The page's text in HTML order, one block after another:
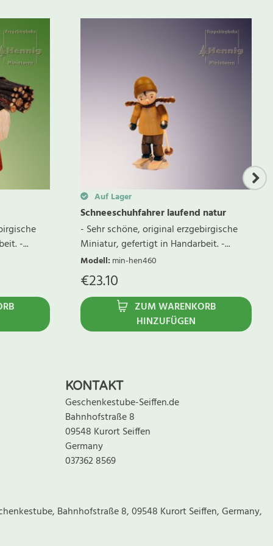
-...
Auf Lager
Schneeschuhfahrer laufend natur
- Sehr schöne, original erzgebirgische
Miniatur, gefertigt in Handarbeit. -...
Modell: min-hen460
€23.10
ZUM WARENKORB
HINZUFÜGEN
KONTAKT
Geschenkestube-Seiffen.de
Bahnhofstraße 8
09548 Kurort Seiffen
Germany
037362 8569
Bahnhofstraße 8, 09548 Kurort Seiffen, Germany,